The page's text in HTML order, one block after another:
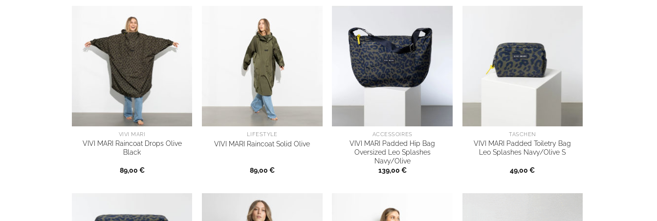
VIVI MARI
VIVI MARI Raincoat Drops Olive
Black
89,00 €
LIFESTYLE
VIVI MARI Raincoat Solid Olive
89,00 €
ACCESSOIRES
VIVI MARI Padded Hip Bag
Oversized Leo Splashes
Navy/Olive
139,00 €
TASCHEN
VIVI MARI Padded Toiletry Bag
Leo Splashes Navy/Olive S
49,00€